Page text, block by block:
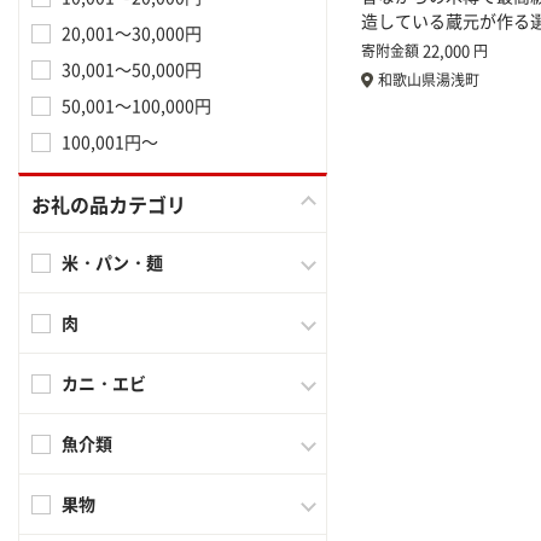
20,001～30,000円
30,001～50,000円
50,001～100,000円
100,001円～
お礼の品カテゴリ
米・パン・麺
肉
カニ・エビ
魚介類
果物
造している蔵元が作る
寄附金額22,000 円
和歌山県湯浅町